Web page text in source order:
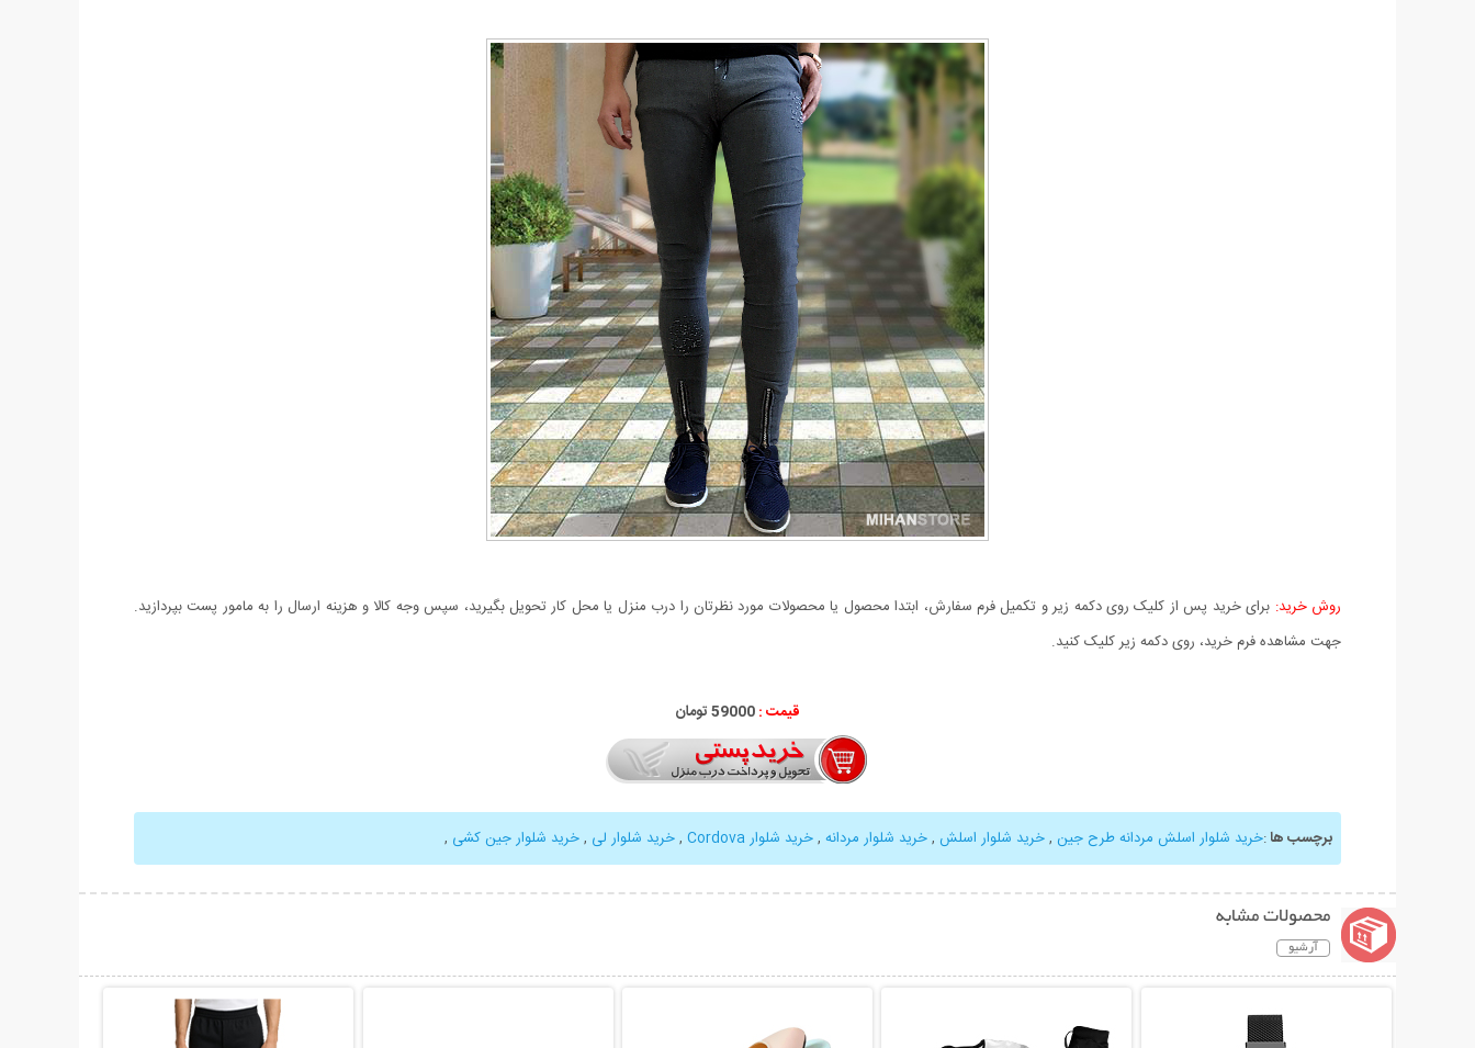
روش خرید: برای خرید پس از کلیک روی دکمه زیر و تکمیل فرم سفارش، ابتدا محصول یا محصولات مورد نظرتان را درب منزل یا محل کار تحویل بگیرید، سپس وجه کالا و هزینه ارسال را به مامور پست بپردازید.
جهت مشاهده فرم خرید، روی دکمه زیر کلیک کنید.
قیمت :59000 تومان
برچسب ها:خرید شلوار اسلش مردانه طرح جين ,خرید شلوار اسلش ,خرید شلوار مردانه ,خرید شلوار Cordova ,خرید شلوار لی ,خرید شلوار جین کشی ,
محصولات مشابه
آرشیو